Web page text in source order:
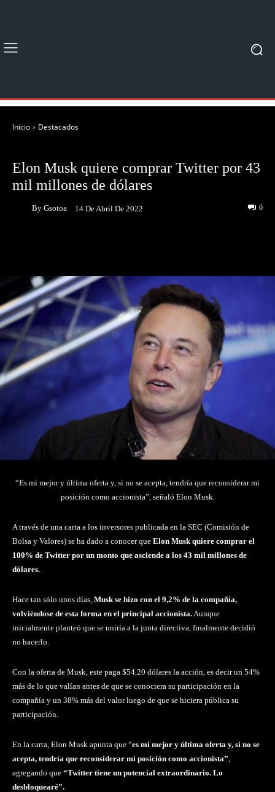
Inicio Destacados
Elon Musk quiere comprar Twitter por 43
mil millones de dólares
By Gsotoa 14 De Abril De 2022 0
“Es mi mejor y última oferta y, si no se acepta, tendría que reconsiderar mi
posición como accionista”, señaló Elon Musk.
A través de una carta a los inversores publicada en la SEC (Comisión de
Bolsa y Valores) se ha dado a conocer que Elon Musk quiere comprar el
100% de Twitter por un monto que asciende a los 43 mil millones de
dólares.
Hace tan sólo unos días, Musk se hizo con el 9,2% de la compañía,
volviéndose de esta forma en el principal accionista. Aunque
inicialmente planteó que se uniría a la junta directiva, finalmente decidió
no hacerlo.
Con la oferta de Musk, este paga $54,20 dólares la acción, es decir un 54%
más de lo que valían antes de que se conociera su participación en la
compañía y un 38% más del valor luego de que se hiciera pública su
participación.
En la carta, Elon Musk apunta que “es mi mejor y última oferta y, si no se
acepta, tendría que reconsiderar mi posición como accionista”
agregando que “Twitter tiene un potencial extraordinario. Lo
desbloquearé”.